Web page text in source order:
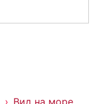
Вид на море